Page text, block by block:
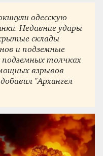
одесскую
Недавние удары
склады
и подземные
толчках
взрывов
"Архангел